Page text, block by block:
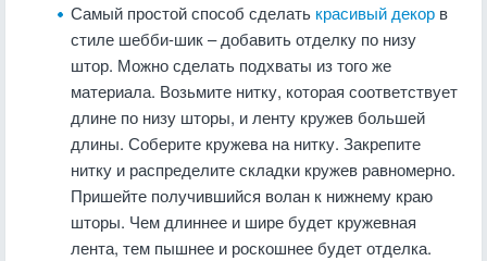
Самый простой способ сделать красивый декор в
стиле шебби-шик – добавить отделку по низу
штор. Можно сделать подхваты из того же
материала. Возьмите нитку, которая соответствует
длине по низу шторы, и ленту кружев большей
длины. Соберите кружева на нитку. Закрепите
нитку и распределите складки кружев равномерно.
Пришейте получившийся волан к нижнему краю
шторы. Чем длиннее и шире будет кружевная
лента, тем пышнее и роскошнее будет отделка.